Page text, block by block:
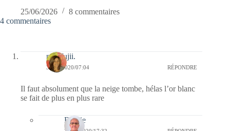
25/06/2026
8 commentaires
4 commentaires
missfujii.
30/11/2020/07:04 RÉPONDRE
Il faut absolument que la neige tombe, hélas l’or blanc
se fait de plus en plus rare
Bernie